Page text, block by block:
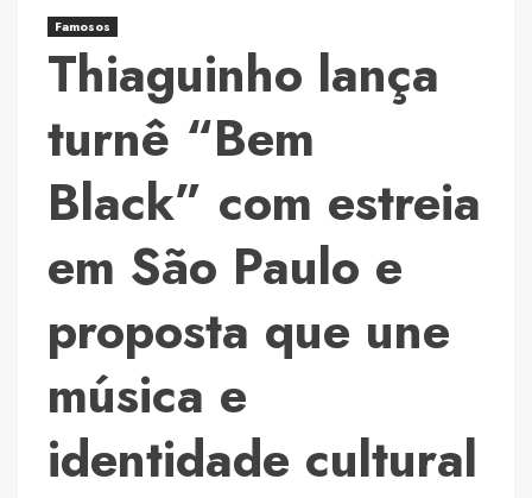
proposta
que
une
música
identidade
Famosos
Thiaguinho lança
turnê “Bem
Black” com estreia
em São Paulo e
proposta que une
música e
identidade cultural